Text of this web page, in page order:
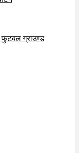
फुटबल ग्राउण्ड